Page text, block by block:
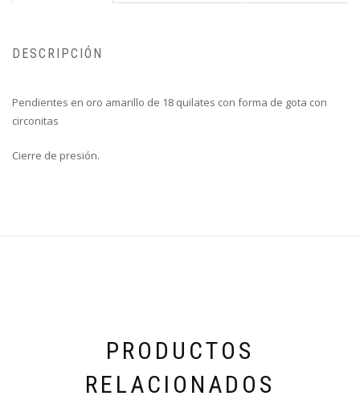
DESCRIPCIÓN
Pendientes en oro amarillo de 18 quilates con forma de gota con
circonitas
Cierre de presión.
PRODUCTOS
RELACIONADOS